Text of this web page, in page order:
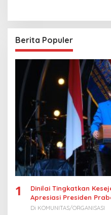
a
s
i
o
Berita Populer
1
Dinilai Tingkatkan
Apresiasi Presiden
Nelayan
Di KOMUNITAS/ORGANISASI